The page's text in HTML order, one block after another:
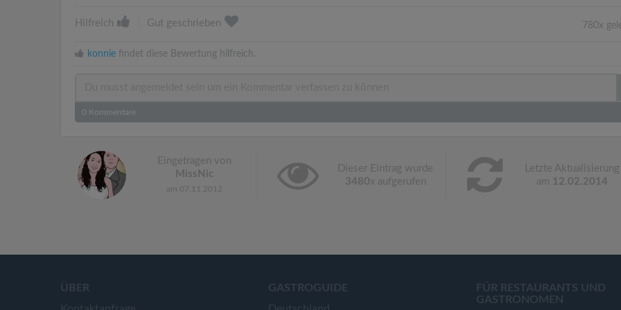
Hilfreich Gut geschrieben 780x
konnie findet diese Bewertung hilfreich.
0 Kommentare
Eingetragen von
MissNic
am 07.11.2012
Dieser Eintrag wurde
3480x aufgerufen
Letzte Aktualisierung
am 12.02.2014
ÜBER
GASTROGUIDE
FÜR RESTAURANTS UND
GASTRONOMEN